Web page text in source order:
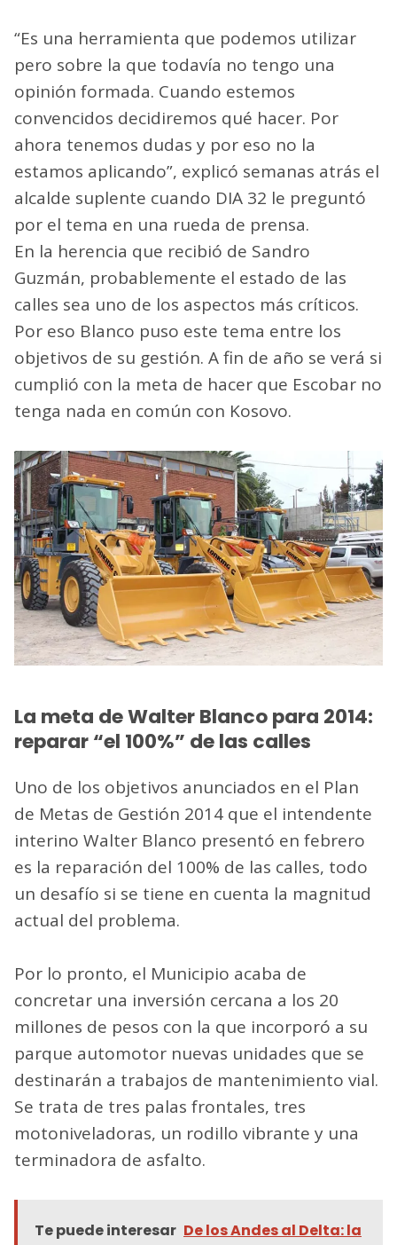
“Es una herramienta que podemos utilizar
pero sobre la que todavía no tengo una
opinión formada. Cuando estemos
convencidos decidiremos qué hacer. Por
ahora tenemos dudas y por eso no la
estamos aplicando”, explicó semanas atrás el
alcalde suplente cuando DIA 32 le preguntó
por el tema en una rueda de prensa.
En la herencia que recibió de Sandro
Guzmán, probablemente el estado de las
calles sea uno de los aspectos más críticos.
Por eso Blanco puso este tema entre los
objetivos de su gestión. A fin de año se verá si
cumplió con la meta de hacer que Escobar no
tenga nada en común con Kosovo.
La meta de Walter Blanco para 2014:
reparar “el 100%” de las calles
Uno de los objetivos anunciados en el Plan
de Metas de Gestión 2014 que el intendente
interino Walter Blanco presentó en febrero
es la reparación del 100% de las calles, todo
un desafío si se tiene en cuenta la magnitud
actual del problema.
Por lo pronto, el Municipio acaba de
concretar una inversión cercana a los 20
millones de pesos con la que incorporó a su
parque automotor nuevas unidades que se
destinarán a trabajos de mantenimiento vial.
Se trata de tres palas frontales, tres
motoniveladoras, un rodillo vibrante y una
terminadora de asfalto.
Te puede interesar De los Andes al Delta: la